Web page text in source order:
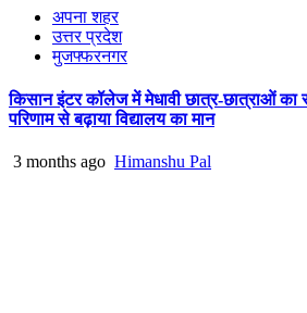
अपना शहर
उत्तर प्रदेश
मुजफ्फरनगर
किसान इंटर कॉलेज में मेधावी छात्र-छात्राओं का
परिणाम से बढ़ाया विद्यालय का मान
3 months ago Himanshu Pal